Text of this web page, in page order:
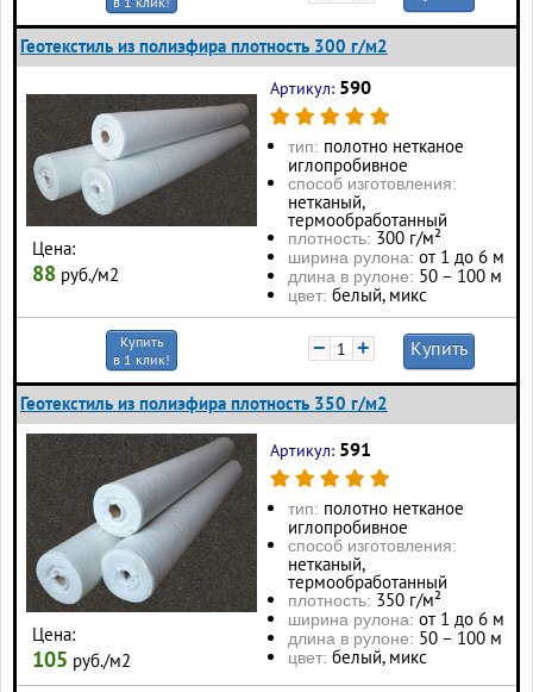
Геотекстиль из полиэфира плотность 300 г/м2
Цена:
88 руб./м2
Артикул: 590
тип: полотно нетканое
иглопробивное
способ изготовления:
нетканый,
термообработанный
плотность: 300 г/м²
ширина рулона: от 1 до 6 м
длина в рулоне: 50 – 100 м
цвет: белый, микс
Купить
в 1 клик!
− + Купить
Геотекстиль из полиэфира плотность 350 г/м2
Цена:
105 руб./м2
Артикул: 591
тип: полотно нетканое
иглопробивное
способ изготовления:
нетканый,
термообработанный
плотность: 350 г/м²
ширина рулона: от 1 до 6 м
длина в рулоне: 50 – 100 м
цвет: белый, микс